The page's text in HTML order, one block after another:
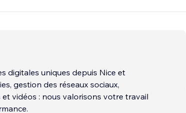
digitales uniques depuis Nice et
gestion des réseaux sociaux,
vidéos : nous valorisons votre travail